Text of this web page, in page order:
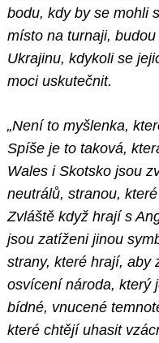
bodu, kdy by se mohli
místo na turnaji,
Ukrajinu, kdykoli se
moci uskutečnit.
„Není to myšlenka,
Spíše je to taková,
Wales i Skotsko jsou
neutrálů, stranou,
Zvláště když hrají s
jsou zatíženi jinou
strany, které hrají, aby
osvícení národa, který
bídné, vnucené
které chtějí uhasit